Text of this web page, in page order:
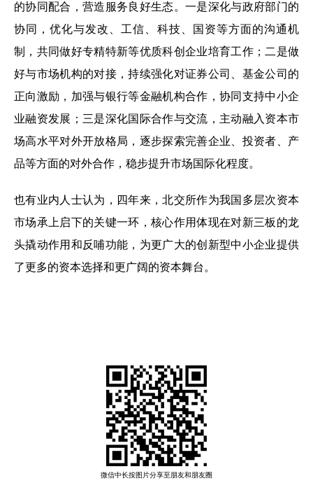
的协同配合，营造服务良好生态。一是深化与政府部门的
协同，优化与发改、工信、科技、国资等方面的沟通机
制，共同做好专精特新等优质科创企业培育工作；二是做
好与市场机构的对接，持续强化对证券公司、基金公司的
正向激励，加强与银行等金融机构合作，协同支持中小企
业融资发展；三是深化国际合作与交流，主动融入资本市
场高水平对外开放格局，逐步探索完善企业、投资者、产
品等方面的对外合作，稳步提升市场国际化程度。
也有业内人士认为，四年来，北交所作为我国多层次资本
市场承上启下的关键一环，核心作用体现在对新三板的龙
头撬动作用和反哺功能，为更广大的创新型中小企业提供
了更多的资本选择和更广阔的资本舞台。
微信中长按图片分享至朋友和朋友圈